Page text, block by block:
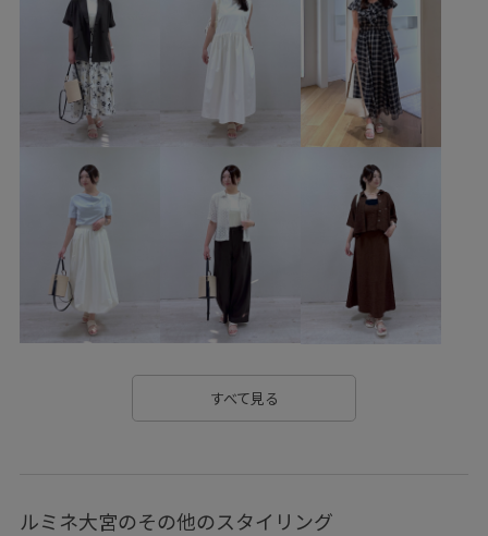
26SSRPボトム 26SS_エアリーリネンライク
26SSエアリーリネンライク 2WAYで使える RP26SS
RP26SS_goods UVカット きれいめ
ふんわり アクセサリー オールシーズン
カジュアル コントラスト
ゴム仕様 サステナブル サテン サンダル
シンプル スカーフ スッキリ
ストラップ セットアップ セットアップ対象商品
トレンド
ハンドバッグ バイカラー
ブラウス ブルゾン ペチコート ペプラム
すべて見る
ルミネ大宮のその他のスタイリング